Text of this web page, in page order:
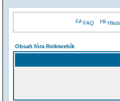
FAQ
Obsah fóra Reikiwebík